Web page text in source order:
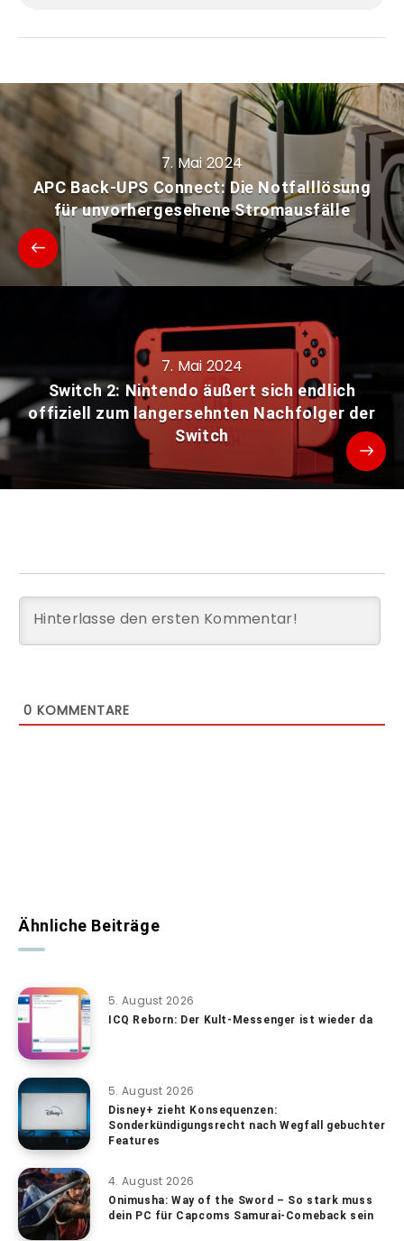
7. Mai 2024
APC Back-UPS Connect: Die Notfalllösung
für unvorhergesehene Stromausfälle
7. Mai 2024
Switch 2: Nintendo äußert sich endlich
offiziell zum langersehnten Nachfolger der
Switch
0 KOMMENTARE
Ähnliche Beiträge
5. August 2026
ICQ Reborn: Der Kult-Messenger ist wieder da
5. August 2026
Disney+ zieht Konsequenzen:
Sonderkündigungsrecht nach Wegfall gebuchter
Features
4. August 2026
Onimusha: Way of the Sword – So stark muss
dein PC für Capcoms Samurai-Comeback sein